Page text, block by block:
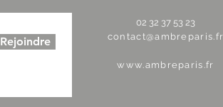
Rejoindre
02 32 37 53 23
contact@ambreparis.fr
www.ambreparis.fr